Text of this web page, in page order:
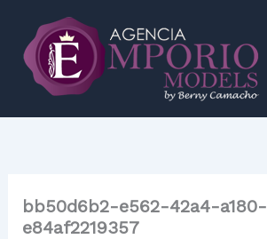
contenido
bb50d6b2-e562-42a4-a180-
e84af2219357